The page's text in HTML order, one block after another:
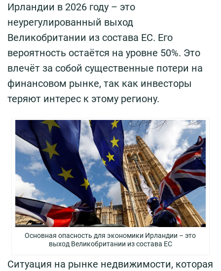
Ирландии в 2026 году – это
неурегулированный выход
Великобритании из состава ЕС. Его
вероятность остаётся на уровне 50%. Это
влечёт за собой существенные потери на
финансовом рынке, так как инвесторы
теряют интерес к этому региону.
Основная опасность для экономики Ирландии – это
выход Великобритании из состава ЕС
Ситуация на рынке недвижимости, которая